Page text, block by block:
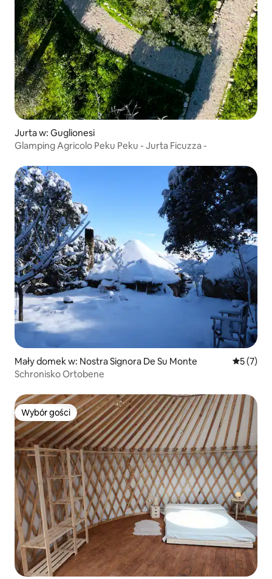
Jurta w: Guglionesi
Glamping Agricolo Peku Peku - Jurta Ficuzza -
Mały domek w: Nostra Signora De Su Monte Średnia
5 (7)
Schronisko Ortobene
Wybór gości
Wybór gości